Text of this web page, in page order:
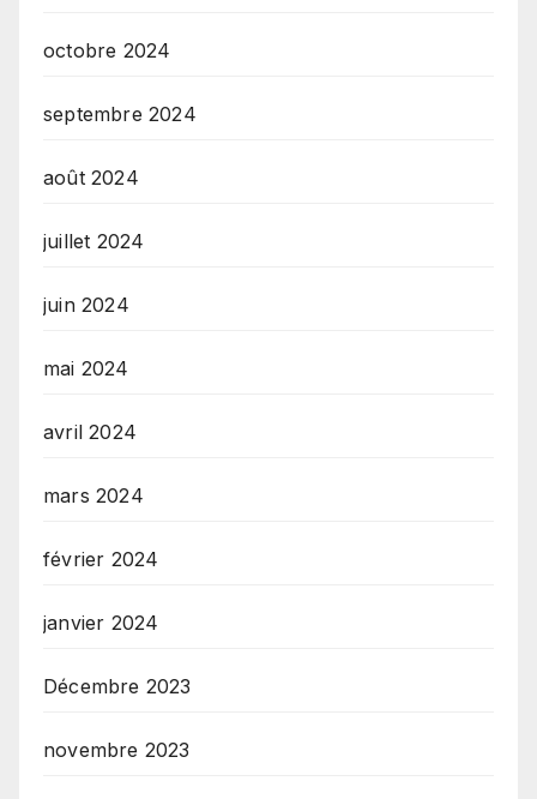
octobre 2024
septembre 2024
août 2024
juillet 2024
juin 2024
mai 2024
avril 2024
mars 2024
février 2024
janvier 2024
Décembre 2023
novembre 2023